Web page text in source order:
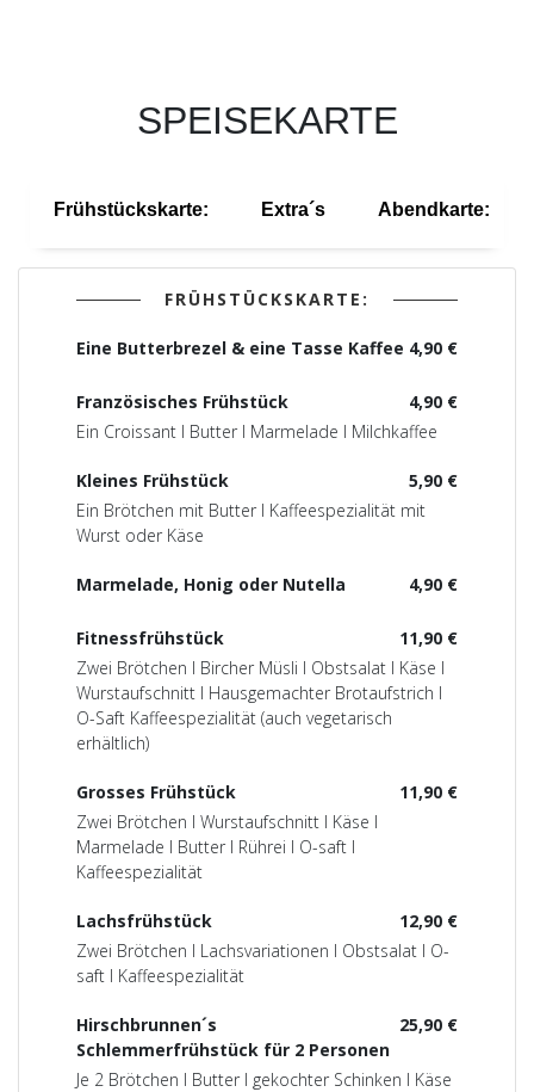
SPEISEKARTE
Frühstückskarte: Extra´s Abendkarte:
FRÜHSTÜCKSKARTE:
4,90 €
Eine Butterbrezel & eine Tasse Kaffee
4,90 €
Französisches Frühstück
Ein Croissant I Butter I Marmelade I Milchkaffee
5,90 €
Kleines Frühstück
Ein Brötchen mit Butter I Kaffeespezialität mit
Wurst oder Käse
4,90 €
Marmelade, Honig oder Nutella
11,90 €
Fitnessfrühstück
Zwei Brötchen I Bircher Müsli I Obstsalat I Käse I
Wurstaufschnitt I Hausgemachter Brotaufstrich I
O-Saft Kaffeespezialität (auch vegetarisch
erhältlich)
11,90 €
Grosses Frühstück
Zwei Brötchen I Wurstaufschnitt I Käse I
Marmelade I Butter I Rührei I O-saft I
Kaffeespezialität
12,90 €
Lachsfrühstück
Zwei Brötchen I Lachsvariationen I Obstsalat I O-
saft I Kaffeespezialität
25,90 €
Hirschbrunnen´s
Schlemmerfrühstück für 2 Personen
Je 2 Brötchen I Butter I gekochter Schinken I Käse